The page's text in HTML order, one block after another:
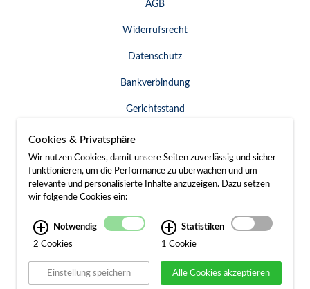
AGB
Widerrufsrecht
Datenschutz
Bankverbindung
Gerichtsstand
Widerruf erklären
SERVICE & KONTAKT
Besuch / Anfahrt
Kontakt
Cookies & Privatsphäre
Wir nutzen Cookies, damit unsere Seiten zuverlässig und sicher
funktionieren, um die Performance zu überwachen und um
relevante und personalisierte Inhalte anzuzeigen. Dazu setzen
wir folgende Cookies ein:
Notwendig
2 Cookies
Statistiken
1 Cookie
Einstellung speichern Alle Cookies akzeptieren